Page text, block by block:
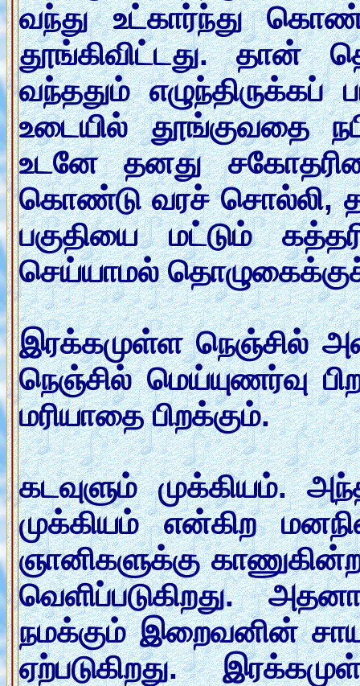
வந்து உட்கார்ந்து
தூங்கிவிட்டது. தான்
வந்ததும்
உடையில் தூங்குவதை
உடனே தனது
கொண்டு வரச் சொல்லி,
பகுதியை மட்டும்
செய்யாமல்
இரக்கமுள்ள நெஞ்சில்
நெஞ்சில் மெய்யுணர்வு
மரியாதை பிறக்கும்.
கடவுளும் முக்கியம்.
முக்கியம் என்கிற
ஞானிகளுக்கு
வெளிப்படுகிறது.
நமக்கும் இறைவனின்
ஏற்படுகிறது.